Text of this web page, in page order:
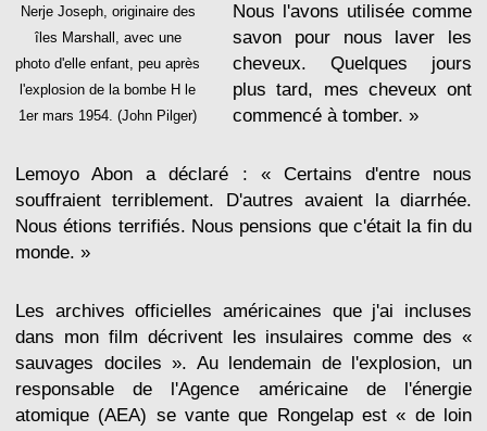
Nerje Joseph, originaire des
îles Marshall, avec une
photo d'elle enfant, peu après
l'explosion de la bombe H le
1er mars 1954. (John Pilger)
Nous l'avons utilisée comme
savon pour nous laver les
cheveux. Quelques jours
plus tard, mes cheveux ont
commencé à tomber. »
Lemoyo Abon a déclaré : « Certains d'entre nous
souffraient terriblement. D'autres avaient la diarrhée.
Nous étions terrifiés. Nous pensions que c'était la fin du
monde. »
Les archives officielles américaines que j'ai incluses
dans mon film décrivent les insulaires comme des «
sauvages dociles ». Au lendemain de l'explosion, un
responsable de l'Agence américaine de l'énergie
atomique (AEA) se vante que Rongelap est « de loin